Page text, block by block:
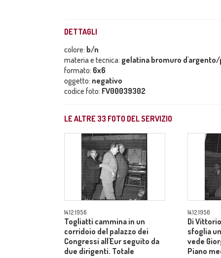
DETTAGLI
colore: b/n
materia e tecnica: gelatina bromuro
formato: 6x6
oggetto: negativo
codice foto: FV00039302
LE ALTRE 33 FOTO DEL SERVIZIO
14.12.1956
Togliatti cammina in un
corridoio del palazzo dei
Congressi all'Eur seguito da
due dirigenti. Totale
14.12.1956
Di
sfoglia
vede
Piano